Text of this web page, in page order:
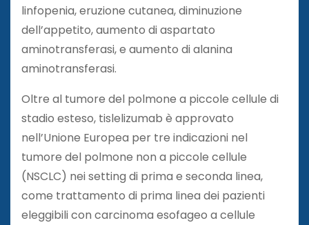
linfopenia, eruzione cutanea, diminuzione
dell’appetito, aumento di aspartato
aminotransferasi, e aumento di alanina
aminotransferasi.
Oltre al tumore del polmone a piccole cellule di
stadio esteso, tislelizumab è approvato
nell’Unione Europea per tre indicazioni nel
tumore del polmone non a piccole cellule
(NSCLC) nei setting di prima e seconda linea,
come trattamento di prima linea dei pazienti
eleggibili con carcinoma esofageo a cellule